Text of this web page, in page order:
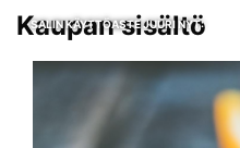
SALIN KÄYTTÖASTE JUURI NYT:
Kaupan sisältö